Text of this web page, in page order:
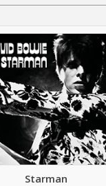
Starman